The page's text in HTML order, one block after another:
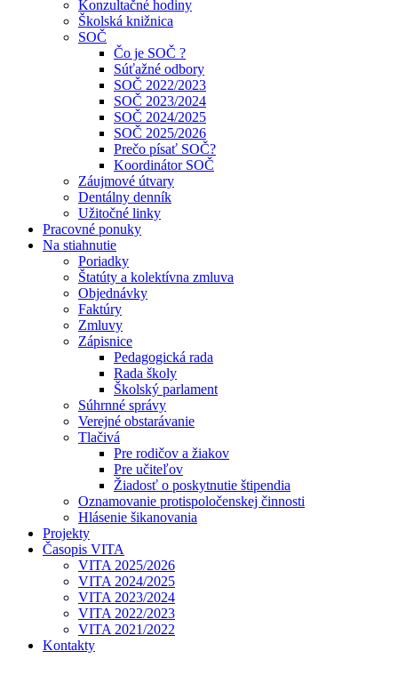
Konzultačné hodiny
Školská knižnica
SOČ
Čo je SOČ ?
Súťažné odbory
SOČ 2022/2023
SOČ 2023/2024
SOČ 2024/2025
SOČ 2025/2026
Prečo písať SOČ?
Koordinátor SOČ
Záujmové útvary
Dentálny denník
Užitočné linky
Pracovné ponuky
Na stiahnutie
Poriadky
Štatúty a kolektívna zmluva
Objednávky
Faktúry
Zmluvy
Zápisnice
Pedagogická rada
Rada školy
Školský parlament
Súhrnné správy
Verejné obstarávanie
Tlačivá
Pre rodičov a žiakov
Pre učiteľov
Žiadosť o poskytnutie štipendia
Oznamovanie protispoločenskej činnosti
Hlásenie šikanovania
Projekty
Časopis VITA
VITA 2025/2026
VITA 2024/2025
VITA 2023/2024
VITA 2022/2023
VITA 2021/2022
Kontakty